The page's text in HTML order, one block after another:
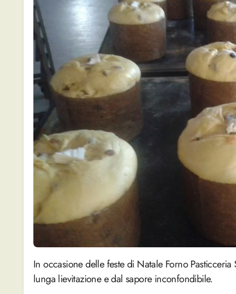
In occasione delle feste di Natale Forno Pasticceria Simonazzi prepara il Panettone artigianale, a
lunga lievitazione e dal sapore inconfondibile.